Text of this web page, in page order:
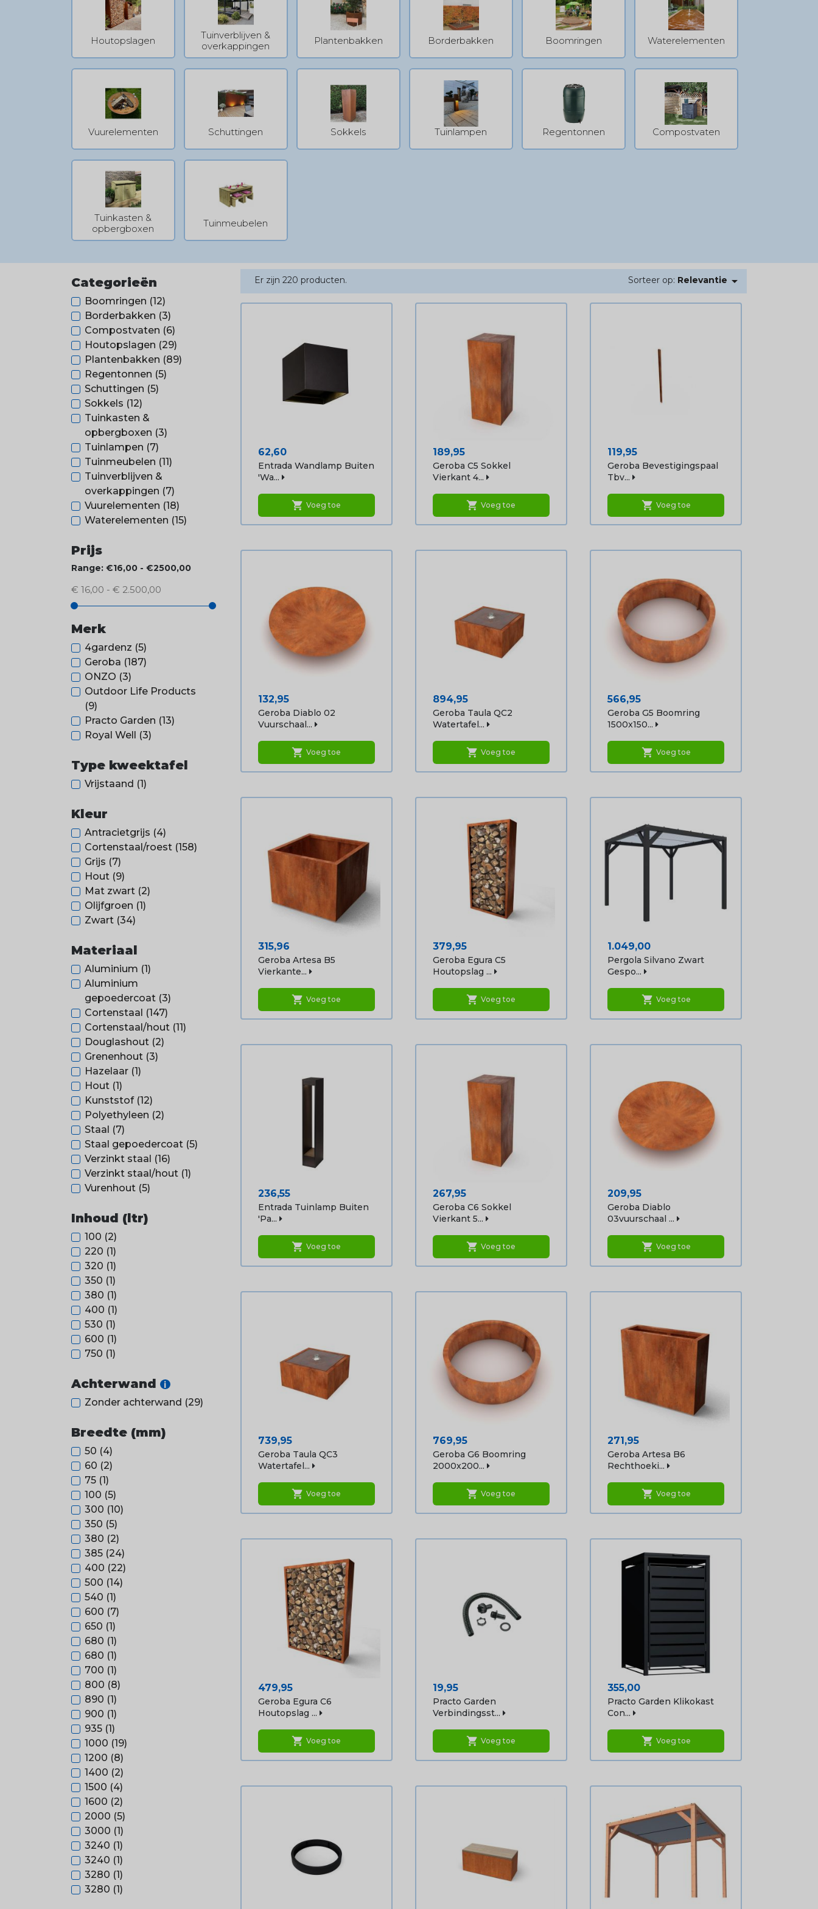
Houtopslagen
Tuinverblijven &
overkappingen
Plantenbakken Borderbakken Boomringen Waterelementen
Vuurelementen Schuttingen Sokkels Tuinlampen Regentonnen Compostvaten
Tuinkasten &
opbergboxen
Tuinmeubelen
Categorieën
Boomringen (12)
Borderbakken (3)
Compostvaten (6)
Houtopslagen (29)
Plantenbakken (89)
Regentonnen (5)
Schuttingen (5)
Sokkels (12)
Tuinkasten &
opbergboxen (3)
Tuinlampen (7)
Tuinmeubelen (11)
Tuinverblijven &
overkappingen (7)
Vuurelementen (18)
Waterelementen (15)
Prijs
Range: €16,00 - €2500,00
€ 16,00 - € 2.500,00
Merk
4gardenz (5)
Geroba (187)
ONZO (3)
Outdoor Life Products
(9)
Practo Garden (13)
Royal Well (3)
Type kweektafel
Vrijstaand (1)
Kleur
Antracietgrijs (4)
Cortenstaal/roest (158)
Grijs (7)
Hout (9)
Mat zwart (2)
Olijfgroen (1)
Zwart (34)
Materiaal
Aluminium (1)
Aluminium
gepoedercoat (3)
Cortenstaal (147)
Cortenstaal/hout (11)
Douglashout (2)
Grenenhout (3)
Hazelaar (1)
Hout (1)
Kunststof (12)
Polyethyleen (2)
Staal (7)
Staal gepoedercoat (5)
Verzinkt staal (16)
Verzinkt staal/hout (1)
Vurenhout (5)
Inhoud (ltr)
100 (2)
220 (1)
320 (1)
350 (1)
380 (1)
400 (1)
530 (1)
600 (1)
750 (1)
Achterwand
i
Zonder achterwand (29)
Breedte (mm)
50 (4)
60 (2)
75 (1)
100 (5)
300 (10)
350 (5)
380 (2)
385 (24)
400 (22)
500 (14)
540 (1)
600 (7)
650 (1)
680 (1)
680 (1)
700 (1)
800 (8)
890 (1)
900 (1)
935 (1)
1000 (19)
1200 (8)
1400 (2)
1500 (4)
1600 (2)
2000 (5)
3000 (1)
3240 (1)
3240 (1)
3280 (1)
3280 (1)
Er zijn 220 producten. Sorteer op: Relevantie 
Prijs
62,60
Entrada Wandlamp Buiten
'Wa...
shopping_cart Voeg toe
Prijs
189,95
Geroba C5 Sokkel
Vierkant 4...
shopping_cart Voeg toe
Prijs
119,95
Geroba Bevestigingspaal
Tbv...
shopping_cart Voeg toe
Prijs
132,95
Geroba Diablo 02
Vuurschaal...
shopping_cart Voeg toe
Prijs
894,95
Geroba Taula QC2
Watertafel...
shopping_cart Voeg toe
Prijs
566,95
Geroba G5 Boomring
1500x150...
shopping_cart Voeg toe
Prijs
315,96
Geroba Artesa B5
Vierkante...
shopping_cart Voeg toe
Prijs
379,95
Geroba Egura C5
Houtopslag ...
shopping_cart Voeg toe
Prijs
1.049,00
Pergola Silvano Zwart
Gespo...
shopping_cart Voeg toe
Prijs
236,55
Entrada Tuinlamp Buiten
'Pa...
shopping_cart Voeg toe
Prijs
267,95
Geroba C6 Sokkel
Vierkant 5...
shopping_cart Voeg toe
Prijs
209,95
Geroba Diablo
03vuurschaal ...
shopping_cart Voeg toe
Prijs
739,95
Geroba Taula QC3
Watertafel...
shopping_cart Voeg toe
Prijs
769,95
Geroba G6 Boomring
2000x200...
shopping_cart Voeg toe
Prijs
271,95
Geroba Artesa B6
Rechthoeki...
shopping_cart Voeg toe
Prijs
479,95
Geroba Egura C6
Houtopslag ...
shopping_cart Voeg toe
Prijs
19,95
Practo Garden
Verbindingsst...
shopping_cart Voeg toe
Prijs
355,00
Practo Garden Klikokast
Con...
shopping_cart Voeg toe